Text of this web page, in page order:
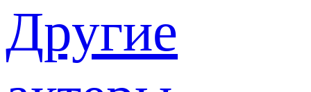
Другие